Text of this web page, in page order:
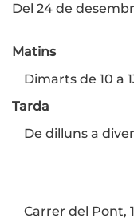
Del 24 de
Matins
Dimarts de 10 a
Tarda
De dilluns a
Carrer del Pont,